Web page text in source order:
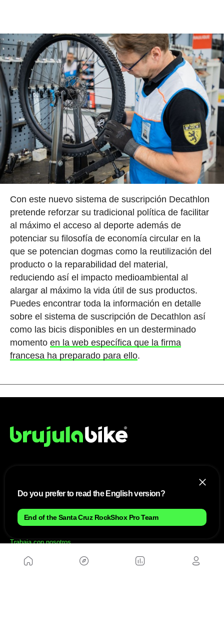
Con este nuevo sistema de suscripción Decathlon
pretende reforzar su tradicional política de facilitar
al máximo el acceso al deporte además de
potenciar su filosofía de economía circular en la
que se potencian dogmas como la reutilización del
producto o la reparabilidad del material,
reduciendo así el impacto medioambiental al
alargar al máximo la vida útil de sus productos.
Puedes encontrar toda la información en detalle
sobre el sistema de suscripción de Decathlon así
como las bicis disponibles en un desterminado
momento en la web específica que la firma
francesa ha preparado para ello.
Mapa del sitio
Anúnciate con nosotros
Política de cookies
Política de privacidad
Trabaja con nosotros
WEBS AMIGAS
Do you prefer to read the English version?
End of the Santa Cruz RockShox Pro Team